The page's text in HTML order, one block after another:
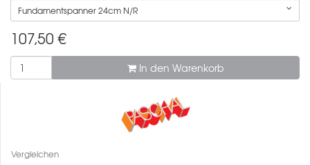
Fundamentspanner 24cm N/R
107,50 €
In den Warenkorb
Vergleichen